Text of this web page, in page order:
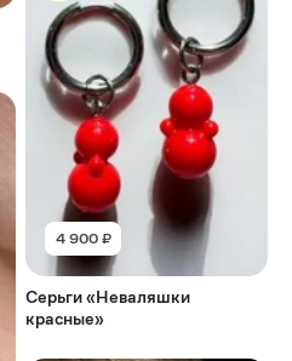
4 900 ₽
Серьги «Неваляшки
красные»